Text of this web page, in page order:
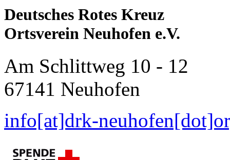
Deutsches Rotes Kreuz
Ortsverein Neuhofen e.V.
Am Schlittweg 10 - 12
67141 Neuhofen
info[at]drk-